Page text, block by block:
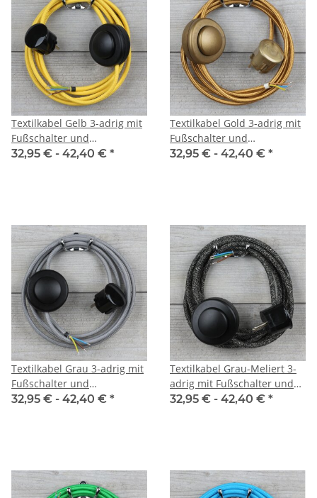
Textilkabel Gelb 3-adrig mit
Fußschalter und
Schutzkontakt-Stecker
32,95 € - 42,40 € *
Textilkabel Gold 3-adrig mit
Fußschalter und
Schutzkontakt-Stecker
32,95 € - 42,40 € *
Textilkabel Grau 3-adrig mit
Fußschalter und
Schutzkontakt-Stecker
32,95 € - 42,40 € *
Textilkabel Grau-Meliert 3-
adrig mit Fußschalter und
Schutzkontakt-Stecker
32,95 € - 42,40 € *